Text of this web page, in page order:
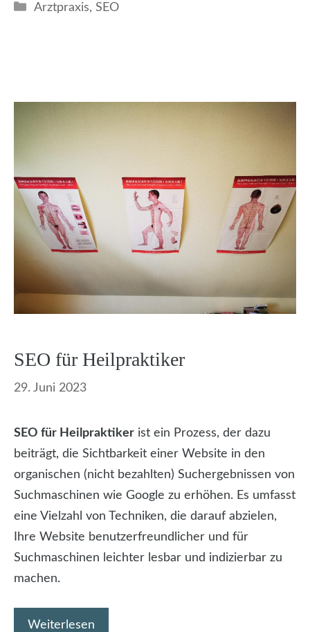
Kategorien
Arztpraxis, SEO
SEO für Heilpraktiker
29. Juni 2023
SEO für Heilpraktiker ist ein Prozess, der dazu
beiträgt, die Sichtbarkeit einer Website in den
organischen (nicht bezahlten) Suchergebnissen von
Suchmaschinen wie Google zu erhöhen. Es umfasst
eine Vielzahl von Techniken, die darauf abzielen,
Ihre Website benutzerfreundlicher und für
Suchmaschinen leichter lesbar und indizierbar zu
machen.
Weiterlesen